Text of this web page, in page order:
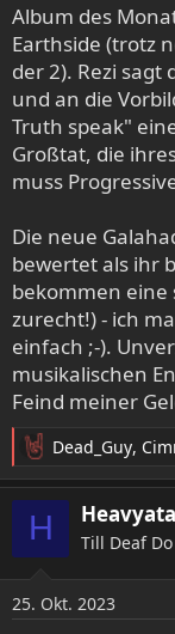
Album des
Earthside (trotz
der 2). Rezi
und an die
Truth speak"
Großtat, die
muss
Die neue
bewertet als ihr
bekommen eine
zurecht!) - ich
einfach ;-).
musikalischen
Feind meiner
R
e
a
n
Dead_Guy,
H Till Deaf
25. Okt. 2023